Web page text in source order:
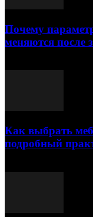
Почему
меняются после
Как выбрать
подробный